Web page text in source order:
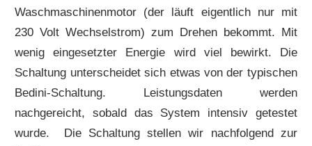
Waschmaschinenmotor (der läuft eigentlich nur mit
230 Volt Wechselstrom) zum Drehen bekommt. Mit
wenig eingesetzter Energie wird viel bewirkt. Die
Schaltung unterscheidet sich etwas von der typischen
Bedini-Schaltung. Leistungsdaten werden
nachgereicht, sobald das System intensiv getestet
wurde. Die Schaltung stellen wir nachfolgend zur